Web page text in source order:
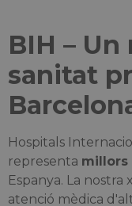
BIH –
sanitat
Hospitals
representa millors
Espanya. La
atenció mèdica